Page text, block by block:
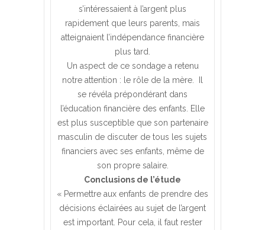
s’intéressaient à l’argent plus
rapidement que leurs parents, mais
atteignaient l’indépendance financière
plus tard.
Un aspect de ce sondage a retenu
notre attention : le rôle de la mère. Il
se révéla prépondérant dans
l’éducation financière des enfants. Elle
est plus susceptible que son partenaire
masculin de discuter de tous les sujets
financiers avec ses enfants, même de
son propre salaire.
Conclusions de l’étude
« Permettre aux enfants de prendre des
décisions éclairées au sujet de l’argent
est important. Pour cela, il faut rester